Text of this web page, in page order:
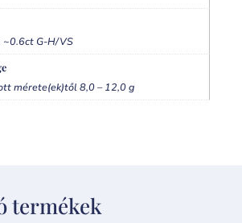
~0.6ct G-H/VS
mérete(ek)től 8,0 – 12,0 g
termékek